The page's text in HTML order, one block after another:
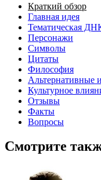
Краткий обзор
Главная идея
Тематическая
Персонажи
Символы
Цитаты
Философия
Альтернативные
Культурное
Отзывы
Факты
Вопросы
Смотрите